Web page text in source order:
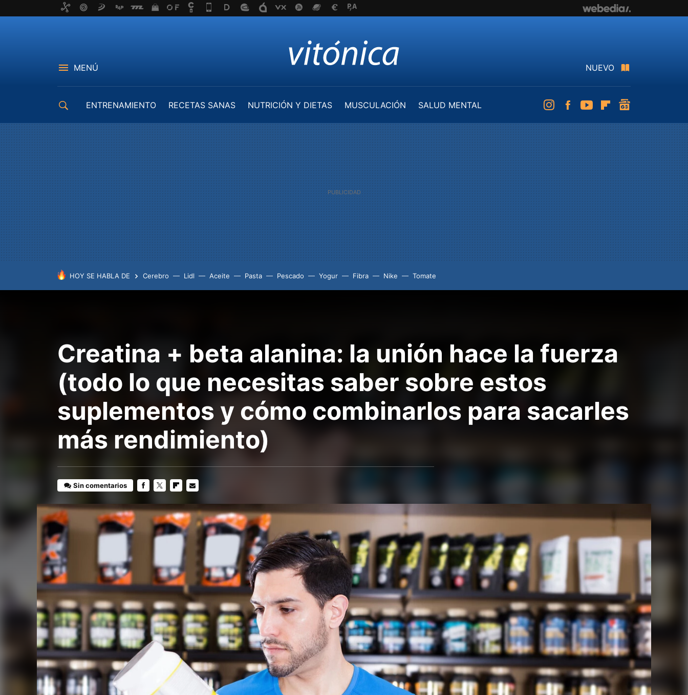
MENÚ NUEVO
ENTRENAMIENTO RECETAS SANAS NUTRICIÓN Y DIETAS MUSCULACIÓN
SALUD MENTAL
InstagramFacebookYoutubeFlipboard
HOY SE HABLA DE Cerebro Lidl Aceite Pasta Pescado Yogur Fibra Nike Tomate
Creatina + beta alanina: la unión hace la fuerza
(todo lo que necesitas saber sobre estos
suplementos y cómo combinarlos para sacarles
más rendimiento)
Sin comentarios
MAIL